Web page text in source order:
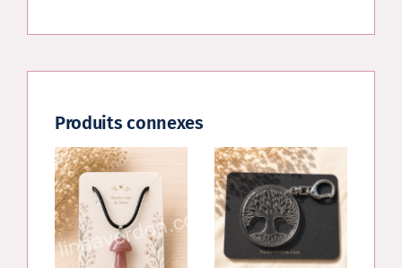
Produits connexes